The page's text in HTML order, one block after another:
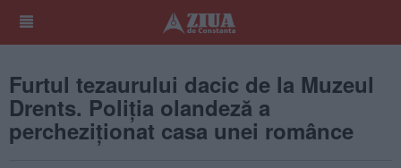
Furtul tezaurului dacic de la Muzeul
Drents. Poliția olandeză a
percheziționat casa unei românce